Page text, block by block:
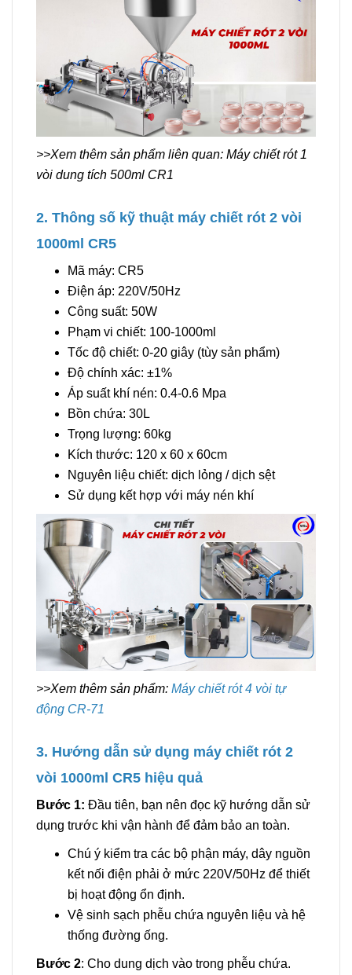
>>Xem thêm sản phẩm liên quan: Máy chiết rót 1
vòi dung tích 500ml CR1
2. Thông số kỹ thuật máy chiết rót 2 vòi
1000ml CR5
Mã máy: CR5
Điện áp: 220V/50Hz
Công suất: 50W
Phạm vi chiết: 100-1000ml
Tốc độ chiết: 0-20 giây (tùy sản phẩm)
Độ chính xác: ±1%
Áp suất khí nén: 0.4-0.6 Mpa
Bồn chứa: 30L
Trọng lượng: 60kg
Kích thước: 120 x 60 x 60cm
Nguyên liệu chiết: dịch lỏng / dịch sệt
Sử dụng kết hợp với máy nén khí
>>Xem thêm sản phẩm: Máy chiết rót 4 vòi tự
động CR-71
3. Hướng dẫn sử dụng máy chiết rót 2
vòi 1000ml CR5 hiệu quả
Bước 1: Đầu tiên, bạn nên đọc kỹ hướng dẫn sử
dụng trước khi vận hành để đảm bảo an toàn.
Chú ý kiểm tra các bộ phận máy, dây nguồn
kết nối điện phải ở mức 220V/50Hz để thiết
bị hoạt động ổn định.
Vệ sinh sạch phễu chứa nguyên liệu và hệ
thống đường ống.
Bước 2: Cho dung dịch vào trong phễu chứa.